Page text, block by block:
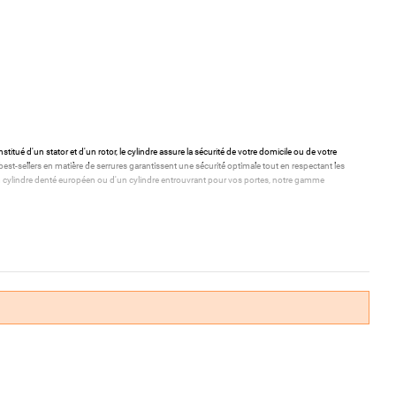
d'un stator et d'un rotor, le cylindre assure la sécurité de votre domicile ou de votre
sellers en matière de serrures garantissent une sécurité optimale tout en respectant les
denté européen ou d'un cylindre entrouvrant pour vos portes, notre gamme
vos entrées.
leur utilisation quotidienne.
de haute qualité.
ou professionnelle.
adaptée à vos besoins.